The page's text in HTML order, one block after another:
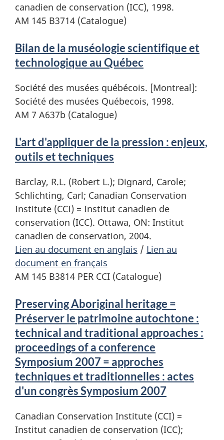
canadien de conservation (ICC), 1998.
AM 145 B3714 (Catalogue)
Bilan de la muséologie scientifique et
technologique au Québec
Société des musées québécois. [Montreal]:
Société des musées Québecois, 1998.
AM 7 A637b (Catalogue)
L'art d'appliquer de la pression : enjeux,
outils et techniques
Barclay, R.L. (Robert L.); Dignard, Carole;
Schlichting, Carl; Canadian Conservation
Institute (CCI) = Institut canadien de
conservation (ICC). Ottawa, ON: Institut
canadien de conservation, 2004.
Lien au document en anglais / Lien au
document en français
AM 145 B3814 PER CCI (Catalogue)
Preserving Aboriginal heritage =
Préserver le patrimoine autochtone :
technical and traditional approaches :
proceedings of a conference
Symposium 2007 = approches
techniques et traditionnelles : actes
d'un congrès Symposium 2007
Canadian Conservation Institute (CCI) =
Institut canadien de conservation (ICC);